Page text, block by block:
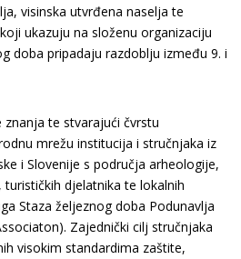
visinska utvrđena naselja te
ukazuju na složenu organizaciju
doba pripadaju razdoblju između 9. i
te stvarajući čvrstu
mrežu institucija i stručnjaka iz
i Slovenije s područja arheologije,
djelatnika te lokalnih
Staza željeznog doba Podunavlja
Zajednički cilj stručnjaka
visokim standardima zaštite,